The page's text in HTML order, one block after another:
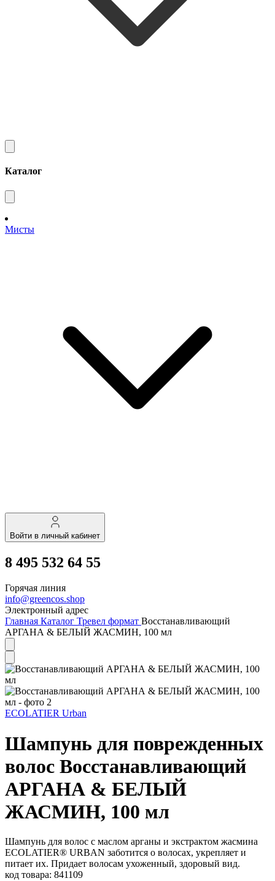
Каталог
Мисты
Войти в личный кабинет
8 495 532 64 55
Горячая линия
info@greencos.shop
Электронный адрес
Главная Каталог Тревел формат Восстанавливающий
АРГАНА & БЕЛЫЙ ЖАСМИН, 100 мл
ECOLATIER Urban
Шампунь для поврежденных
волос Восстанавливающий
АРГАНА & БЕЛЫЙ
ЖАСМИН, 100 мл
Шампунь для волос с маслом арганы и экстрактом жасмина
ECOLATIER® URBAN заботится о волосах, укрепляет и
питает их. Придает волосам ухоженный, здоровый вид.
код товара: 841109